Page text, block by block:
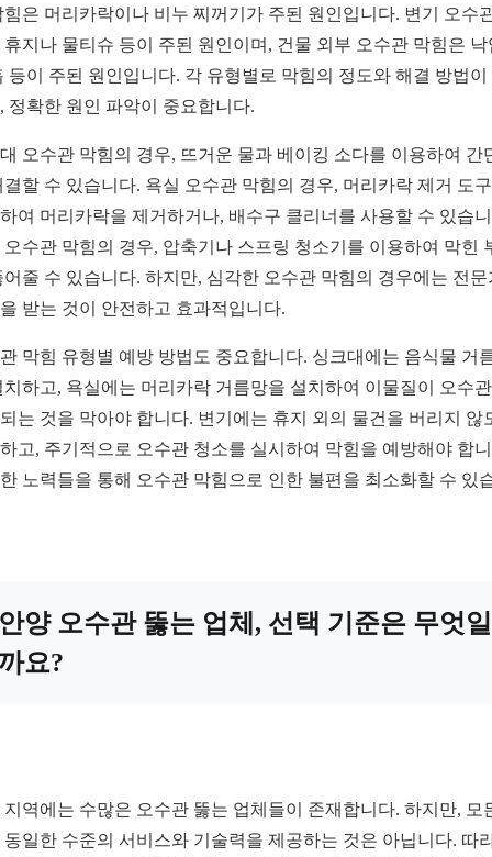
힘은 머리카락이나 비누 찌꺼기가 주된 원인입니다. 변기 오수
휴지나 물티슈 등이 주된 원인이며, 건물 외부 오수관 막힘은 낙
등이 주된 원인입니다. 각 유형별로 막힘의 정도와 해결 방법이
정확한 원인 파악이 중요합니다.
오수관 막힘의 경우, 뜨거운 물과 베이킹 소다를 이용하여 간
결할 수 있습니다. 욕실 오수관 막힘의 경우, 머리카락 제거 도
여 머리카락을 제거하거나, 배수구 클리너를 사용할 수 있습
오수관 막힘의 경우, 압축기나 스프링 청소기를 이용하여 막힌
어줄 수 있습니다. 하지만, 심각한 오수관 막힘의 경우에는 전문
받는 것이 안전하고 효과적입니다.
막힘 유형별 예방 방법도 중요합니다. 싱크대에는 음식물 거
치하고, 욕실에는 머리카락 거름망을 설치하여 이물질이 오수
는 것을 막아야 합니다. 변기에는 휴지 외의 물건을 버리지 않
고, 주기적으로 오수관 청소를 실시하여 막힘을 예방해야 합
노력들을 통해 오수관 막힘으로 인한 불편을 최소화할 수 있
양 오수관 뚫는 업체, 선택 기준은 무엇일
요?
지역에는 수많은 오수관 뚫는 업체들이 존재합니다. 하지만, 모
동일한 수준의 서비스와 기술력을 제공하는 것은 아닙니다. 따